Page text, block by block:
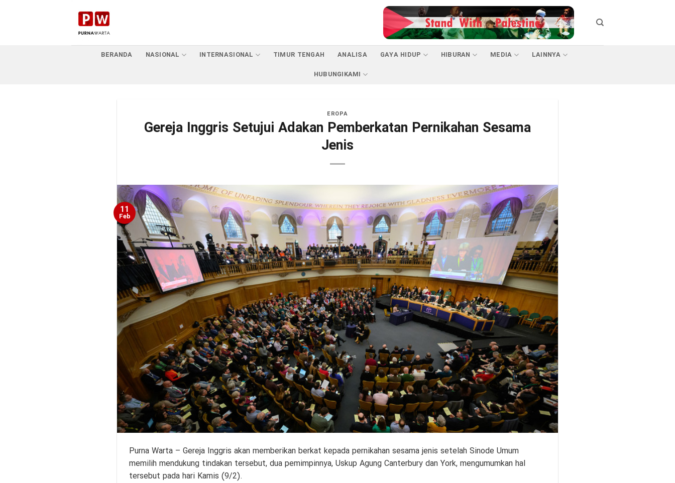
BERANDA NASIONAL INTERNASIONAL TIMUR TENGAH ANALISA GAYA HIDUP HIBURAN MEDIA
LAINNYA
HUBUNGIKAMI
EROPA
Gereja Inggris Setujui Adakan Pemberkatan Pernikahan Sesama
Jenis
11
Feb
Purna Warta – Gereja Inggris akan memberikan berkat kepada pernikahan sesama jenis setelah Sinode Umum
memilih mendukung tindakan tersebut, dua pemimpinnya, Uskup Agung Canterbury dan York, mengumumkan hal
tersebut pada hari Kamis (9/2).